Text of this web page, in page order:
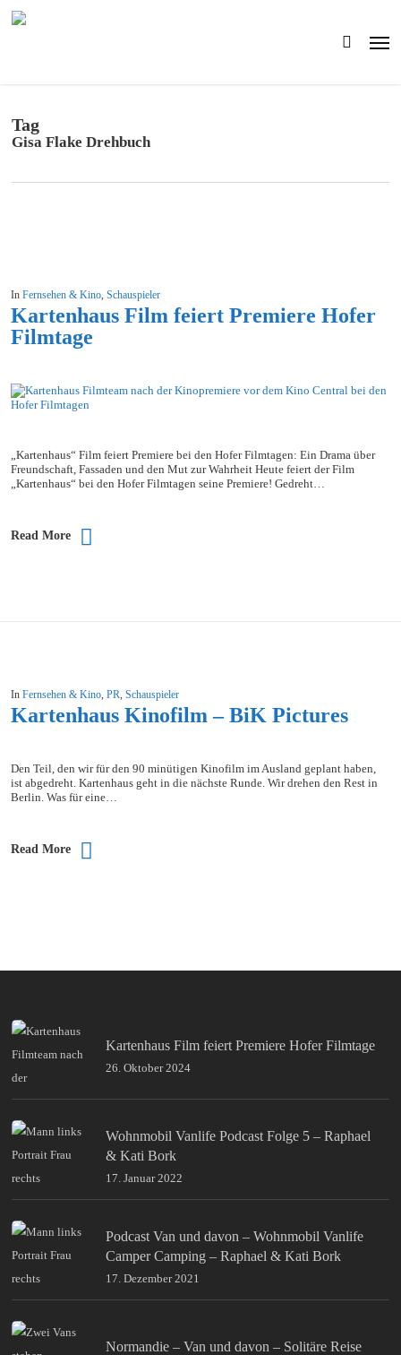
search
Tag
Gisa Flake Drehbuch
InFernsehen & Kino,Schauspieler
Kartenhaus Film feiert Premiere Hofer
Filmtage
„Kartenhaus“ Film feiert Premiere bei den Hofer Filmtagen: Ein Drama über
Freundschaft, Fassaden und den Mut zur Wahrheit Heute feiert der Film
„Kartenhaus“ bei den Hofer Filmtagen seine Premiere! Gedreht…
Read More
InFernsehen & Kino,PR,Schauspieler
Kartenhaus Kinofilm – BiK Pictures
Den Teil, den wir für den 90 minütigen Kinofilm im Ausland geplant haben,
ist abgedreht. Kartenhaus geht in die nächste Runde. Wir drehen den Rest in
Berlin. Was für eine…
Read More
Kartenhaus Film feiert Premiere Hofer Filmtage
26. Oktober 2024
Wohnmobil Vanlife Podcast Folge 5 – Raphael
& Kati Bork
17. Januar 2022
Podcast Van und davon – Wohnmobil Vanlife
Camper Camping – Raphael & Kati Bork
17. Dezember 2021
Normandie – Van und davon – Solitäre Reise